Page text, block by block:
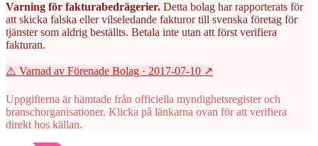
Varning för fakturabedrägerier. Detta bolag har rapporterats för
att skicka falska eller vilseledande fakturor till svenska företag för
tjänster som aldrig beställts. Betala inte utan att först verifiera
fakturan.
⚠️ Varnad av Förenade Bolag · 2017-07-10 ↗
Uppgifterna är hämtade från officiella myndighetsregister och
branschorganisationer. Klicka på länkarna ovan för att verifiera
direkt hos källan.